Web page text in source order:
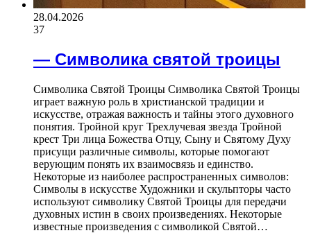
28.04.2026
37
— Символика святой троицы
Символика Святой Троицы Символика Святой Троицы
играет важную роль в христианской традиции и
искусстве, отражая важность и тайны этого духовного
понятия. Тройной круг Трехлучевая звезда Тройной
крест Три лица Божества Отцу, Сыну и Святому Духу
присущи различные символы, которые помогают
верующим понять их взаимосвязь и единство.
Некоторые из наиболее распространенных символов:
Символы в искусстве Художники и скульпторы часто
используют символику Святой Троицы для передачи
духовных истин в своих произведениях. Некоторые
известные произведения с символикой Святой…